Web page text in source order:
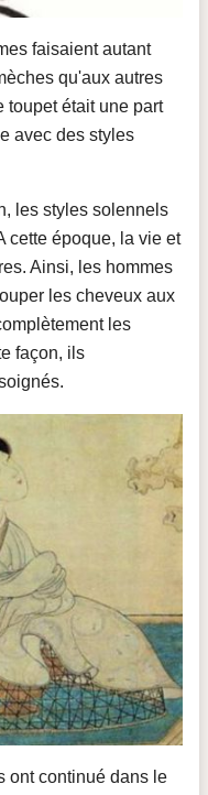
faisaient autant
qu'aux autres
toupet était une part
avec des styles
les styles solennels
cette époque, la vie et
Ainsi, les hommes
les cheveux aux
les
façon, ils
ont continué dans le